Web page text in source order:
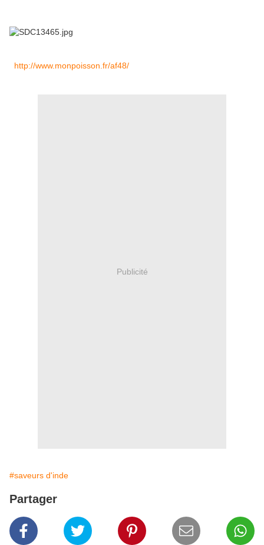
http://www.monpoisson.fr/af48/
Publicité
#saveurs d'inde
Partager